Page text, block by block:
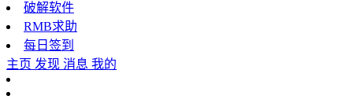
破解软件
RMB求助
每日签到
主页 发现 消息 我的